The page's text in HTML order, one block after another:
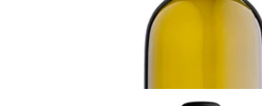
カートに追加する